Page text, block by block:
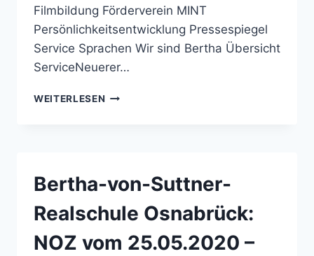
Filmbildung Förderverein MINT
Persönlichkeitsentwicklung Pressespiegel
Service Sprachen Wir sind Bertha Übersicht
ServiceNeuerer…
WEITERLESEN BERTHA-
–
GRUPPE
UNTERRICHT?
Bertha-von-Suttner-
Realschule Osnabrück:
NOZ vom 25.05.2020 –